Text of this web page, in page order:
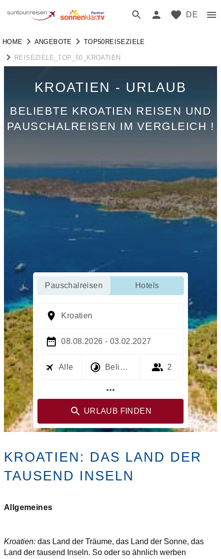
DE
HOME ANGEBOTE TOP50REISEZIELE
REISEZIELE_TOP_50_KROATIEN
KROATIEN - URLAUB
BELIEBTE KROATIEN REISEN UND
PAUSCHALREISEN IM VERGLEICH !
Pauschalreisen Hotels
Kroatien
08.08.2026 - 03.02.2027
Alle Beliebig 2
more_horiz
URLAUB FINDEN
KROATIEN: DAS LAND DER
TAUSEND INSELN
Allgemeines
Kroatien: das Land der Träume, das Land der Sonne, das
Land der tausend Inseln. So oder so ähnlich werben